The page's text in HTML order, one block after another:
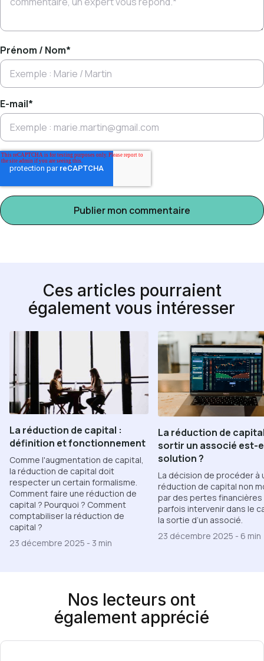
Prénom / Nom*
E-mail*
Ces articles pourraient
également vous intéresser
La réduction de capital :
définition et fonctionnement
Comme l'augmentation de capital,
la réduction de capital doit
respecter un certain formalisme.
Comment faire une réduction de
capital ? Pourquoi ? Comment
comptabiliser la réduction de
capital ?
23 décembre 2025 - 3 min
La réduction de
sortir un associé est-
solution ?
La décision de procéder à
réduction de capital non
par des pertes
parfois intervenir dans le
la sortie d’un associé.
23 décembre 2025 - 6 min
Nos lecteurs ont
également apprécié